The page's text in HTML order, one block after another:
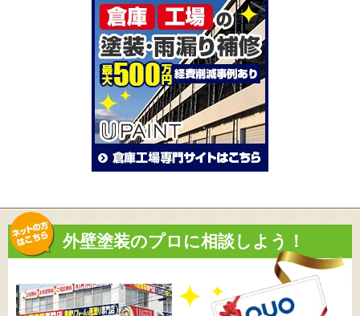
外壁塗装のプロに相談しよう！